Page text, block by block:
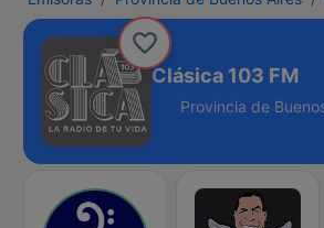
Clásica 103 FM
Aires - 103.5 FM